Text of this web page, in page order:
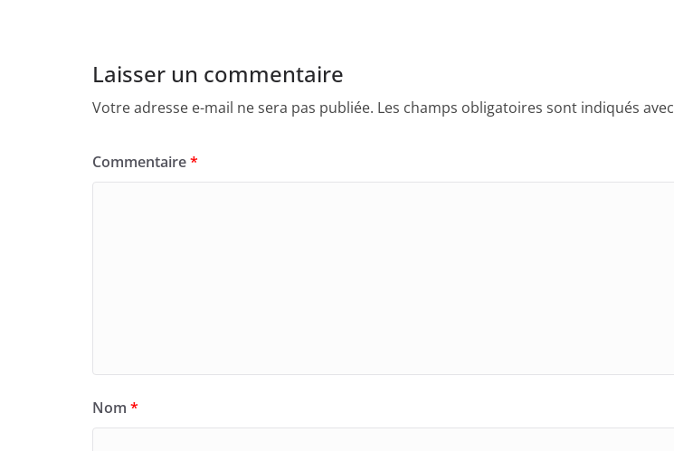
Laisser un commentaire
Votre adresse e-mail ne sera pas publiée. Les champs obligatoires sont indiqués avec
Commentaire*
Nom *